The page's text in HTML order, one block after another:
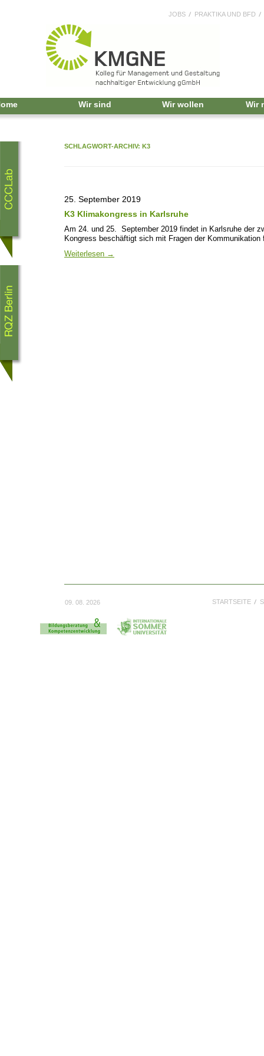
JOBS PRAKTIKA UND BFD
Wir sind Wir wollen Wir
SCHLAGWORT-ARCHIV: K3
25. September 2019
K3 Klimakongress in Karlsruhe
Am 24. und 25. September 2019 findet in Karlsruhe der
Kongress beschäftigt sich mit Fragen der
Weiterlesen →
09. 08. 2026 STARTSEITE